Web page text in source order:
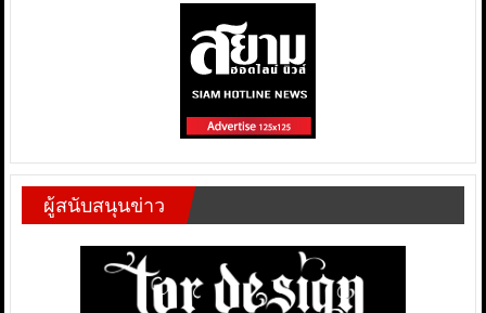
ผู้สนับสนุนข่าว